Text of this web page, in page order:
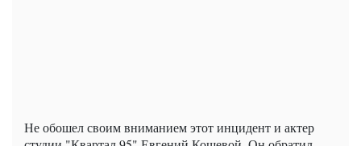
Не обошел своим вниманием этот инцидент и актер